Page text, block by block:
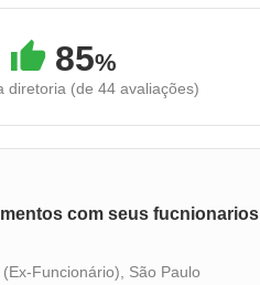
85%
diretoria (de 44 avaliações)
com seus fucnionarios
Funcionário), São Paulo